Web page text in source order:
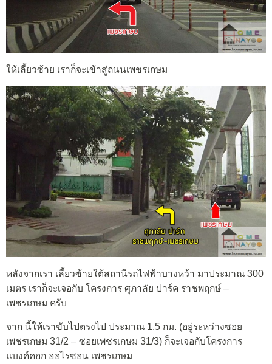
ให้เลี้ยวซ้าย เราก็จะเข้าสู่ถนนเพชรเกษม
หลังจากเรา เลี้ยวซ้ายใต้สถานีรถไฟฟ้าบางหว้า มาประมาณ 300
เมตร เราก็จะเจอกับ โครงการ ศุภาลัย ปาร์ค ราชพฤกษ์ –
เพชรเกษม ครับ
จาก นี้ให้เราขับไปตรงไป ประมาณ 1.5 กม. (อยู่ระหว่างซอย
เพชรเกษม 31/2 – ซอยเพชรเกษม 31/3) ก็จะเจอกับโครงการ
แบงค์คอก ฮอไรซอน เพชรเกษม